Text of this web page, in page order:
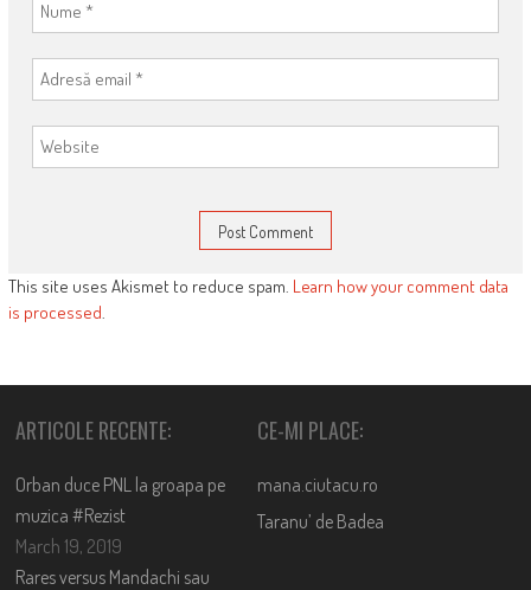
This site uses Akismet to reduce spam. Learn how your comment data
is processed
ARTICOLE RECENTE:
Orban duce PNL la groapa pe
muzica #Rezist
March 19, 2019
Rares versus Mandachi sau
CE-MI PLACE:
mana.ciutacu.ro
Taranu’ de Badea